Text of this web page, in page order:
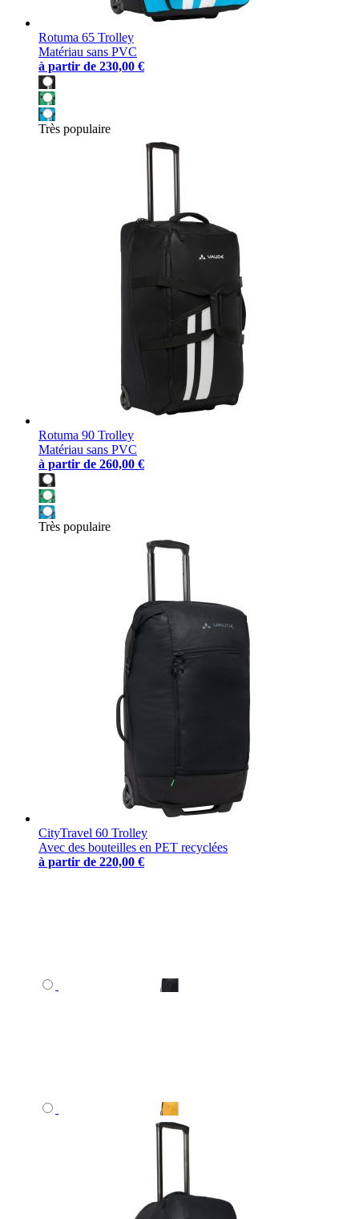
Rotuma 65 Trolley
Matériau sans PVC
à partir de 230,00 €
Très populaire
Rotuma 90 Trolley
Matériau sans PVC
à partir de 260,00 €
Très populaire
CityTravel 60 Trolley
Avec des bouteilles en PET recyclées
à partir de 220,00 €